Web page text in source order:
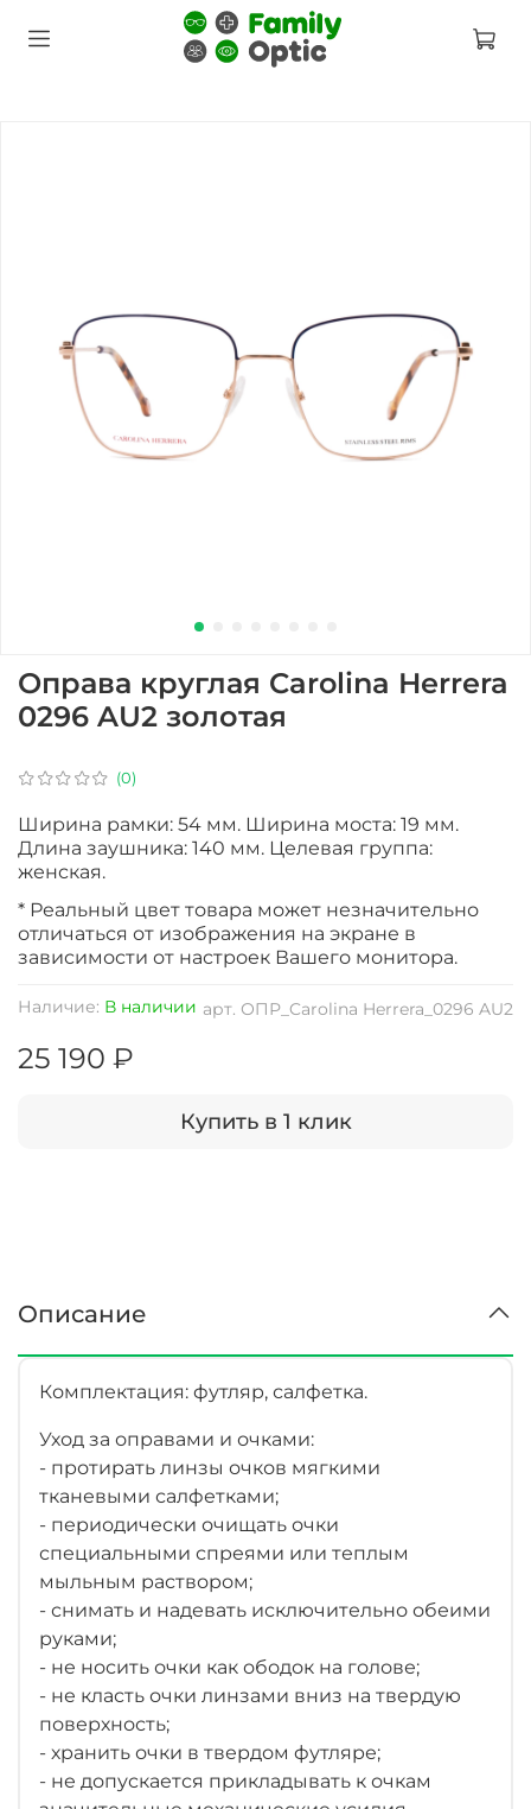
(0)
арт. ОПР_Carolina Herrera_0296 AU2
Наличие: В наличии
Оправа круглая Carolina Herrera
0296 AU2 золотая
25 190 ₽
Купить в 1 клик
Ширина рамки: 54 мм. Ширина моста: 19 мм.
Длина заушника: 140 мм. Целевая группа:
женская.
* Реальный цвет товара может незначительно
отличаться от изображения на экране в
зависимости от настроек Вашего монитора.
Описание
Комплектация: футляр, салфетка.
Уход за оправами и очками:
- протирать линзы очков мягкими
тканевыми салфетками;
- периодически очищать очки
специальными спреями или теплым
мыльным раствором;
- снимать и надевать исключительно обеими
руками;
- не носить очки как ободок на голове;
- не класть очки линзами вниз на твердую
поверхность;
- хранить очки в твердом футляре;
- не допускается прикладывать к очкам